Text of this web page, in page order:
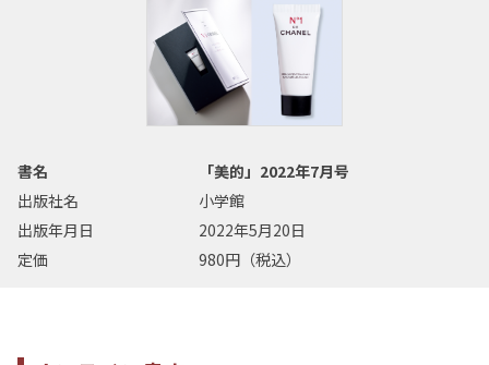
書名
「美的」2022年7月号
出版社名
小学館
出版年月日
2022年5月20日
定価
980円（税込）